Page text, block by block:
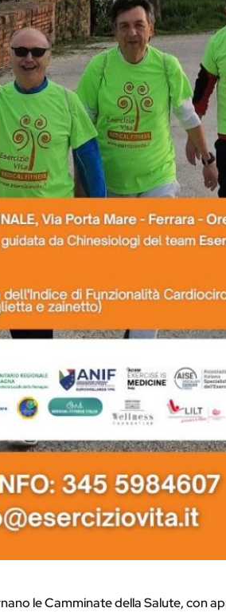
le Camminate della Salute, con